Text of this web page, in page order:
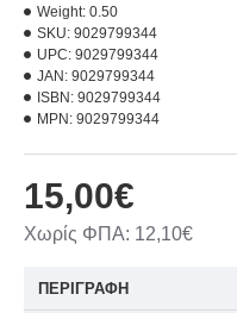
15,00€
Χωρίς ΦΠΑ: 12,10€
Weight: 0.50
SKU: 9029799344
UPC: 9029799344
JAN: 9029799344
ISBN: 9029799344
MPN: 9029799344
ΠΕΡΙΓΡΑΦΗ